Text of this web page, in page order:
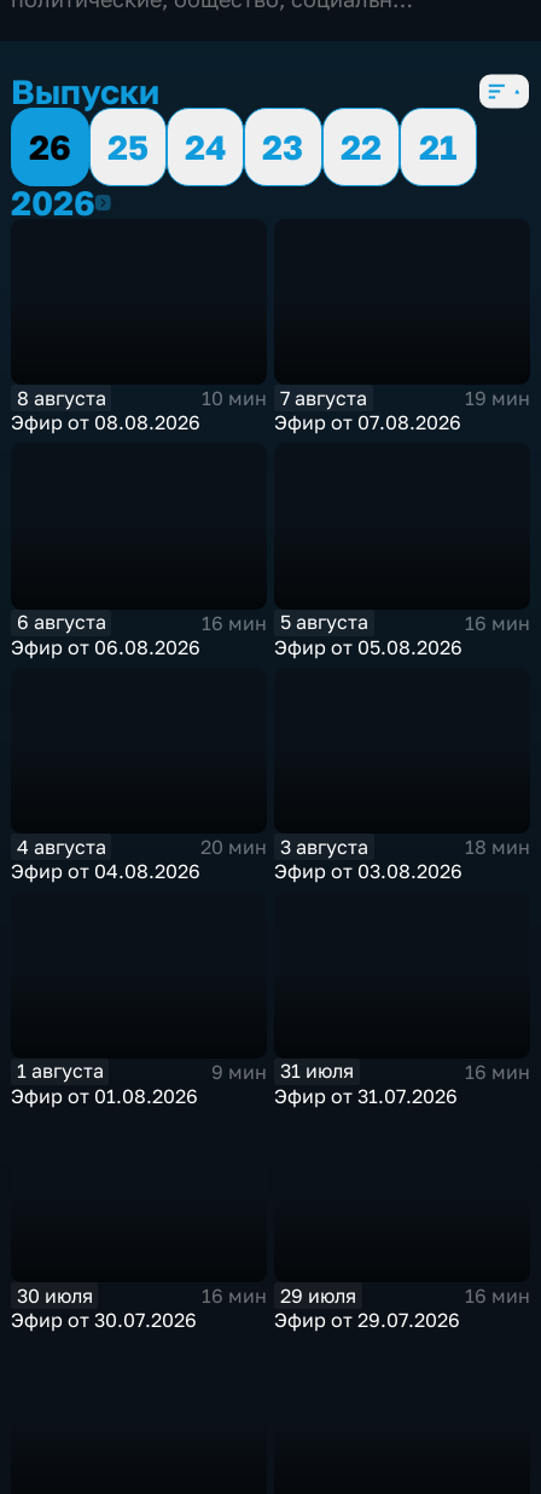
Выпуски
26
25 24 23 22
21
20262026
8 августа
10 мин
Эфир от 08.08.2026
7 августа
19 мин
Эфир от 07.08.2026
6 августа
16 мин
Эфир от 06.08.2026
5 августа
16 мин
Эфир от 05.08.2026
4 августа
20 мин
Эфир от 04.08.2026
3 августа
18 мин
Эфир от 03.08.2026
1 августа
9 мин
Эфир от 01.08.2026
31 июля
16 мин
Эфир от 31.07.2026
30 июля
16 мин
Эфир от 30.07.2026
29 июля
16 мин
Эфир от 29.07.2026